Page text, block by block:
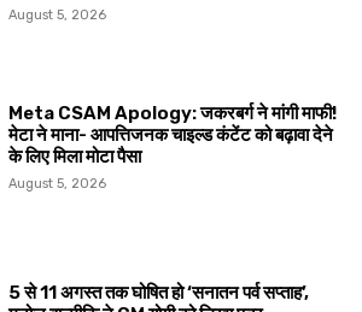
August 5, 2026
Meta CSAM Apology: जकरबर्ग ने मांगी माफी!
मेटा ने माना- आपत्तिजनक चाइल्ड कंटेंट को बढ़ावा देने
के लिए मिला मोटा पैसा
August 5, 2026
5 से 11 अगस्त तक घोषित हो ‘सनातन पर्व सप्ताह’,